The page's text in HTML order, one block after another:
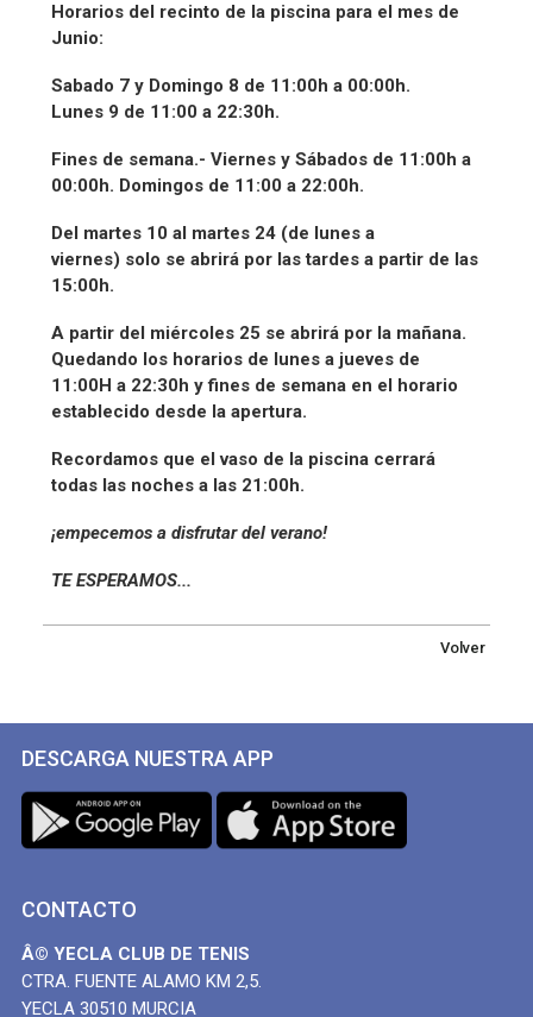
Horarios del recinto de la piscina para el mes de
Junio:
Sabado 7 y Domingo 8 de 11:00h a 00:00h.
Lunes 9 de 11:00 a 22:30h.
Fines de semana.- Viernes y Sábados de 11:00h a
00:00h. Domingos de 11:00 a 22:00h.
Del martes 10 al martes 24 (de lunes a
viernes) solo se abrirá por las tardes a partir de las
15:00h.
A partir del miércoles 25 se abrirá por la mañana.
Quedando los horarios de lunes a jueves de
11:00H a 22:30h y fines de semana en el horario
establecido desde la apertura.
Recordamos que el vaso de la piscina cerrará
todas las noches a las 21:00h.
¡empecemos a disfrutar del verano!
TE ESPERAMOS...
Volver
DESCARGA NUESTRA APP
CONTACTO
Â© YECLA CLUB DE TENIS
CTRA. FUENTE ALAMO KM 2,5.
YECLA 30510 MURCIA